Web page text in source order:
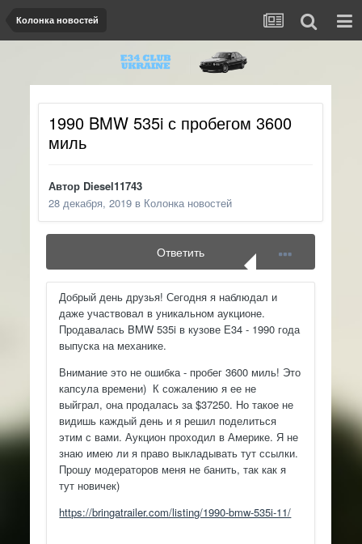
Колонка новостей
1990 BMW 535i с пробегом 3600
миль
Автор Diesel11743
28 декабря, 2019 в Колонка новостей
Ответить
Добрый день друзья! Сегодня я наблюдал и
даже участвовал в уникальном аукционе.
Продавалась BMW 535i в кузове Е34 - 1990 года
выпуска на механике.
Внимание это не ошибка - пробег 3600 миль! Это
капсула времени) К сожалению я ее не
выйграл, она продалась за $37250. Но такое не
видишь каждый день и я решил поделиться
этим с вами. Аукцион проходил в Америке. Я не
знаю имею ли я право выкладывать тут ссылки.
Прошу модераторов меня не банить, так как я
тут новичек)
https://bringatrailer.com/listing/1990-bmw-535i-11/